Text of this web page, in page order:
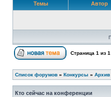
Темы Автор
Страница 1 из 1
Список форумов » Конкурсы » Архив
Кто сейчас на конференции